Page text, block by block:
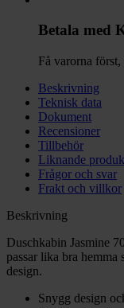
Betala med
Få varorna först,
Beskrivning
Teknisk data
Dokument
Recensioner
Tillbehör
Liknande
Frågor och svar
Frakt och villkor
Beskrivning
Duschkabin Jasmine
passar lika bra
design.
Snygg design